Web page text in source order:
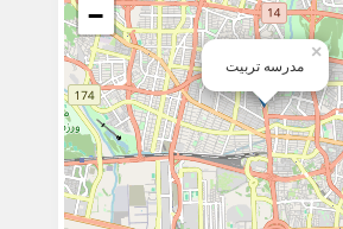
مدرسه تربیت
×
−